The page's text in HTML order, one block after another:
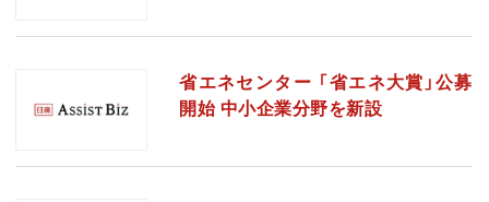
省エネセンター 「省エネ大賞」公募
開始 中小企業分野を新設